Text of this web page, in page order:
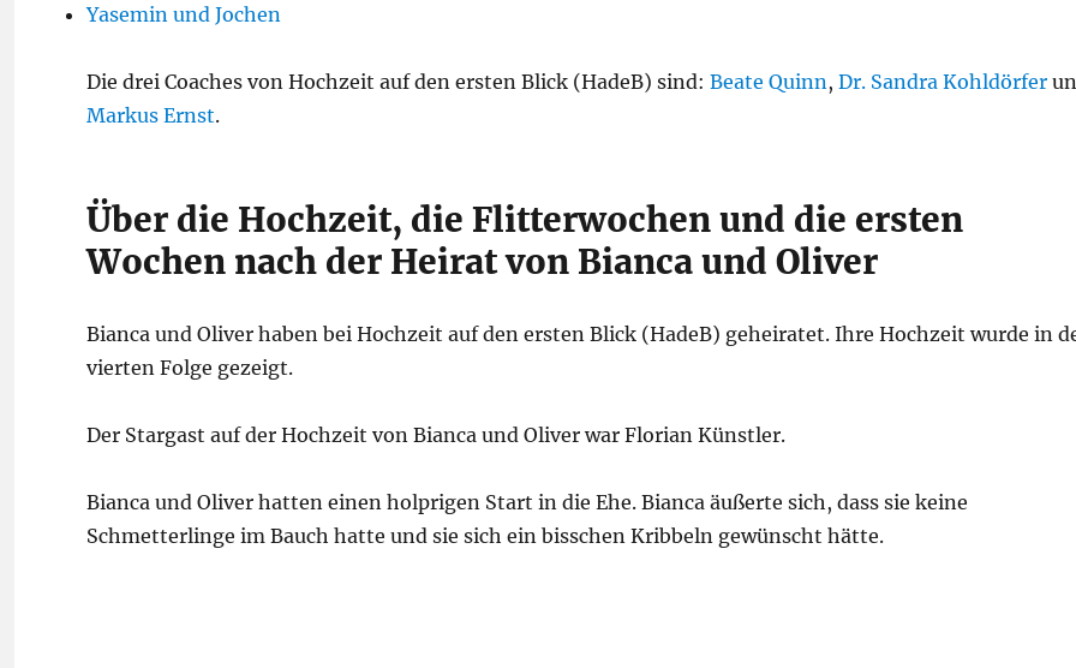
Yasemin und Jochen
Die drei Coaches von Hochzeit auf den ersten Blick (HadeB) sind: Beate Quinn, Dr. Sandra Kohldörfer
Markus Ernst.
Über die Hochzeit, die Flitterwochen und die ersten
Wochen nach der Heirat von Bianca und Oliver
Bianca und Oliver haben bei Hochzeit auf den ersten Blick (HadeB) geheiratet. Ihre Hochzeit wurde in
vierten Folge gezeigt.
Der Stargast auf der Hochzeit von Bianca und Oliver war Florian Künstler.
Bianca und Oliver hatten einen holprigen Start in die Ehe. Bianca äußerte sich, dass sie keine
Schmetterlinge im Bauch hatte und sie sich ein bisschen Kribbeln gewünscht hätte.